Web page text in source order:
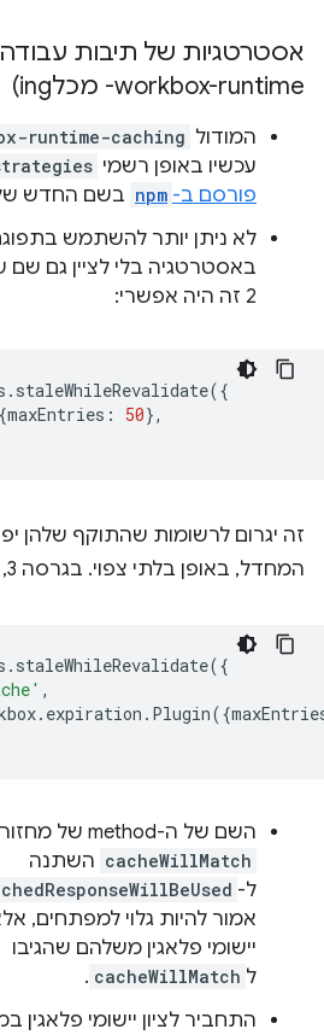
אסטרטגיות של תיבות
workbox-runtime- מכלing)
המודול runtime-caching
עכשיו באופן רשמי
פורסם ב- npm בשם החדש
לא ניתן יותר להשתמש
באסטרטגיה בלי לציין גם
2 זה היה אפשרי:
. staleWhileRevalidate({
{maxEntries : 50},
זה יגרום לרשומות שהתוקף שלהן
המחדל, באופן בלתי צפוי. בגרסה 3, שם מטמון חובה:
. staleWhileRevalidate({
,
. expiration . Plugin({
השם של ה-method של מחזור החיים
cacheWillMatch השתנה
ל-
אמור להיות גלוי למפתחים,
יישומי פלאגין משלהם שהגיבו
ל cacheWillMatch
.
התחביר לציון יישומי פלאגין